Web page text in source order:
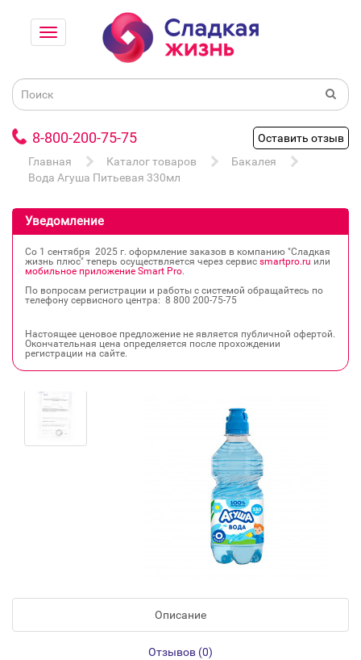
8-800-200-75-75
Оставить отзыв
Главная
Каталог товаров
Бакалея
Вода Агуша Питьевая 330мл
Уведомление
Со 1 сентября 2025 г. оформление заказов в компанию "Сладкая
жизнь плюс" теперь осуществляется через сервис smartpro.ru или
мобильное приложение Smart Pro.
По вопросам регистрации и работы с системой обращайтесь по
телефону сервисного центра: 8 800 200‐75‐75
Настоящее ценовое предложение не является публичной офертой.
Окончательная цена определяется после прохождении
регистрации на сайте.
Описание
Отзывов (0)